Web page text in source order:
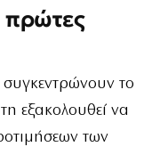
πρώτες
συγκεντρώνουν το
εξακολουθεί να
των